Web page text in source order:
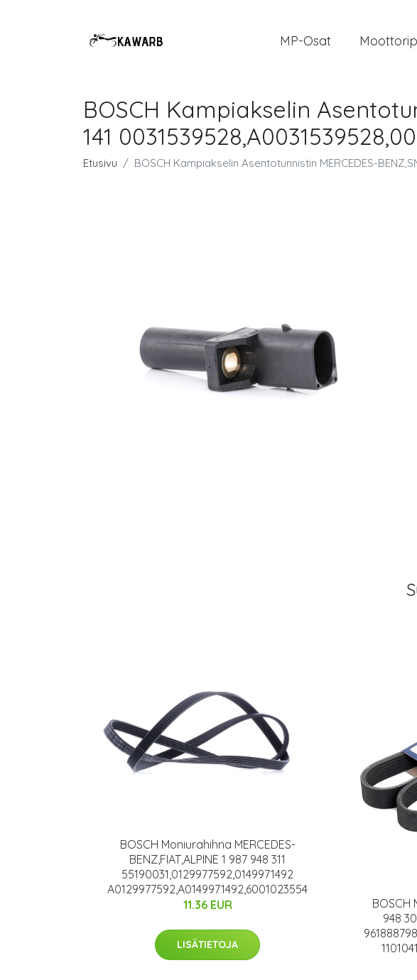
MP-Osat
BOSCH Kampiakselin
141
Etusivu BOSCH Kampiakselin Asentotunnistin MERCEDES-
BOSCH Moniurahihna MERCEDES-
BENZ,FIAT,ALPINE 1 987 948 311
55190031,0129977592,0149971492
A0129977592,A0149971492,6001023554
11.36 EUR
LISÄTIETOJA
BOSCH
948